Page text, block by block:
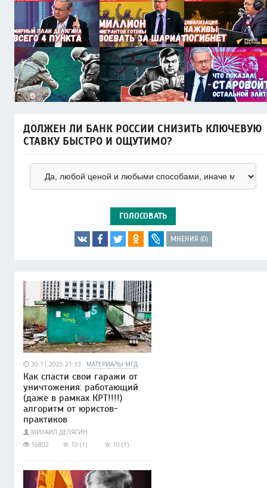
ДОЛЖЕН ЛИ БАНК РОССИИ СНИЗИТЬ КЛЮЧЕВУЮ
СТАВКУ БЫСТРО И ОЩУТИМО?
ГОЛОСОВАТЬ
МНЕНИЯ (0)
30.11.2025 21:33 МАТЕРИАЛЫ МГД
Как спасти свои гаражи от
уничтожения: работающий
(даже в рамках КРТ!!!!)
алгоритм от юристов-
практиков
МИХАИЛ ДЕЛЯГИН
16802
10 (1) 10 (1)